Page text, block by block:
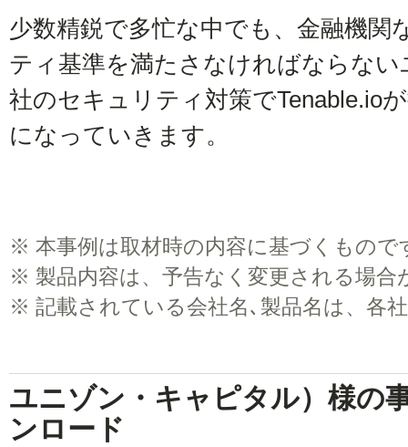
少数精鋭で多忙な中でも、金融機関
ティ基準を満たさなければならな
社のセキュリティ対策でTenable.io
になっていきます。
※ 本事例は取材時の内容に基づくもので
※ 製品内容は、予告なく変更される場合
※ 記載されている会社名､製品名は、各
ユニゾン・キャピタル）様の
ンロード